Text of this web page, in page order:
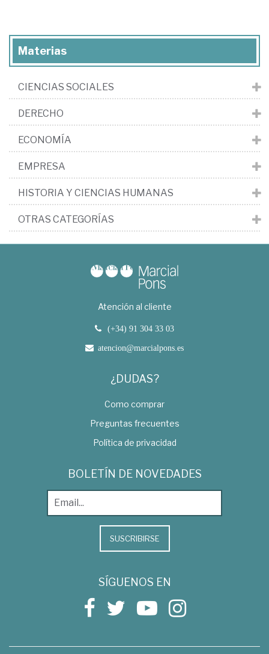
Materias
CIENCIAS SOCIALES
DERECHO
ECONOMÍA
EMPRESA
HISTORIA Y CIENCIAS HUMANAS
OTRAS CATEGORÍAS
Atención al cliente
(+34) 91 304 33 03
atencion@marcialpons.es
¿DUDAS?
Como comprar
Preguntas frecuentes
Política de privacidad
BOLETÍN DE NOVEDADES
SUSCRIBIRSE
SÍGUENOS EN